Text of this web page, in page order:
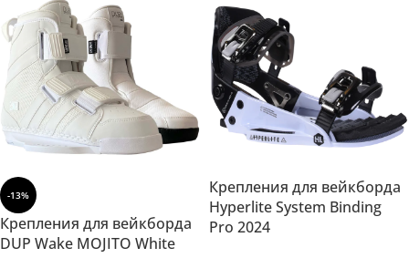
-13%
Крепления для вейкборда
DUP Wake MOJITO White
Крепления для вейкборда
Hyperlite System Binding
Pro 2024